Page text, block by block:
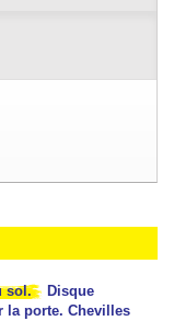
sol.
Disque
la porte. Chevilles